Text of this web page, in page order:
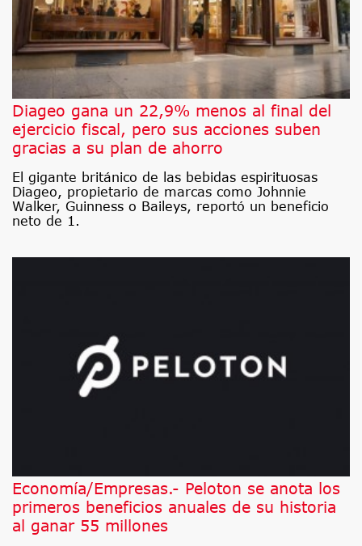
Diageo gana un 22,9% menos al final del
ejercicio fiscal, pero sus acciones suben
gracias a su plan de ahorro
El gigante británico de las bebidas espirituosas
Diageo, propietario de marcas como Johnnie
Walker, Guinness o Baileys, reportó un beneficio
neto de 1.
Economía/Empresas.- Peloton se anota los
primeros beneficios anuales de su historia
al ganar 55 millones